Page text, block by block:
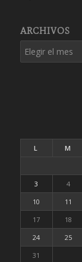
ARCHIVOS
L M
3
4
10
11
17
18
24
25
31